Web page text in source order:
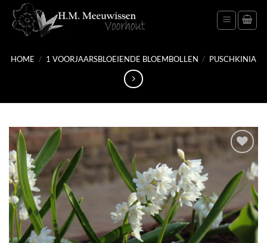
naar
inhoud
HOME / 1 VOORJAARSBLOEIENDE BLOEMBOLLEN / PUSCHKINIA
aan
verlanglijst